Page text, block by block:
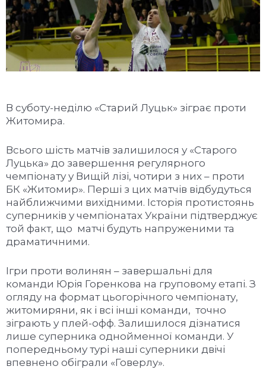
В суботу-неділю «Старий Луцьк» зіграє проти
Житомира.
Всього шість матчів залишилося у «Старого
Луцька» до завершення регулярного
чемпіонату у Вищій лізі, чотири з них – проти
БК «Житомир». Перші з цих матчів відбудуться
найближчими вихідними. Історія протистоянь
суперників у чемпіонатах України підтверджує
той факт, що матчі будуть напруженими та
драматичними.
Ігри проти волинян – завершальні для
команди Юрія Горенкова на груповому етапі. З
огляду на формат цьогорічного чемпіонату,
житомиряни, як і всі інші команди, точно
зіграють у плей-офф. Залишилося дізнатися
лише суперника однойменної команди. У
попередньому турі наші суперники двічі
впевнено обіграли «Говерлу».